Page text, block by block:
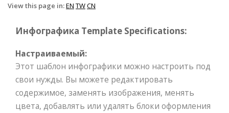
View this page in:EN TWCN
Инфографика Template Specifications:
Настраиваемый:
Этот шаблон инфографики можно настроить под
свои нужды. Вы можете редактировать
содержимое, заменять изображения, менять
цвета, добавлять или удалять блоки оформления